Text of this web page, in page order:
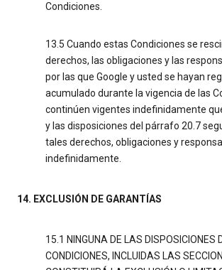
Condiciones.
13.5 Cuando estas Condiciones se
derechos, las obligaciones y las
por las que Google y usted se hayan
acumulado durante la vigencia de las
continúen vigentes indefinidamente
y las disposiciones del párrafo 20.7
tales derechos, obligaciones y
indefinidamente.
14. EXCLUSIÓN DE GARANTÍAS
15.1 NINGUNA DE LAS DISPOSICIONES
CONDICIONES, INCLUIDAS LAS